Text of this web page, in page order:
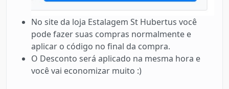
No site da loja Estalagem St Hubertus você
pode fazer suas compras normalmente e
aplicar o código no final da compra.
O Desconto será aplicado na mesma hora e
você vai economizar muito :)